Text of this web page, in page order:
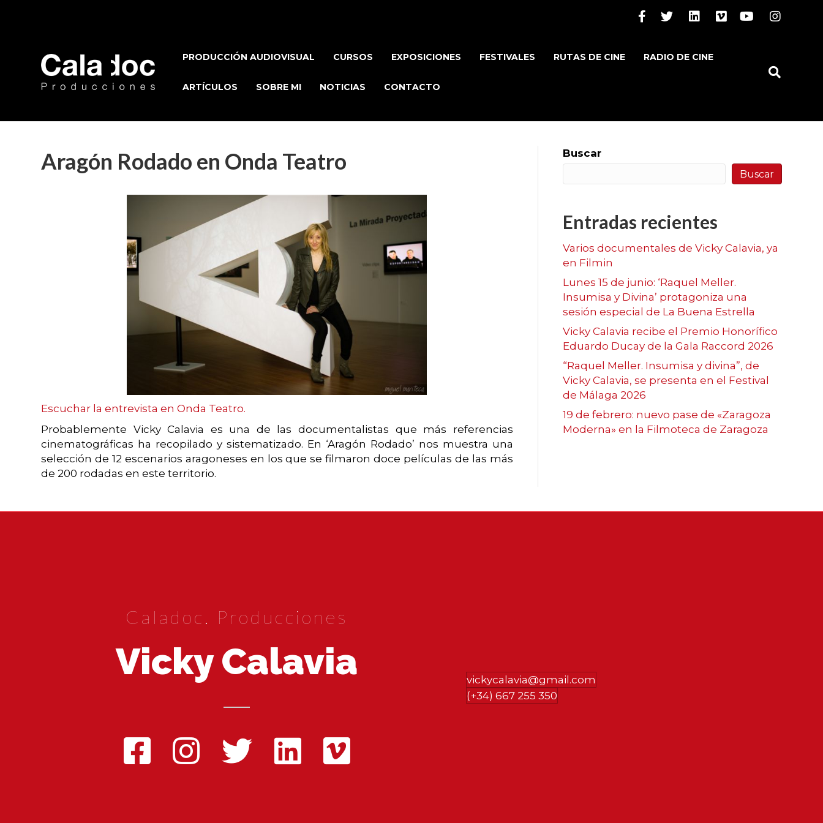
FacebookTwitterLinkedinVimeo YoutubeInstagram
PRODUCCIÓN AUDIOVISUAL CURSOS EXPOSICIONES FESTIVALES RUTAS DE CINE RADIO DE CINE
ARTÍCULOS SOBRE MI NOTICIAS CONTACTO
Aragón Rodado en Onda Teatro
Escuchar la entrevista en Onda Teatro.
Probablemente Vicky Calavia es una de las documentalistas que más referencias
cinematográficas ha recopilado y sistematizado. En ‘Aragón Rodado’ nos muestra una
selección de 12 escenarios aragoneses en los que se filmaron doce películas de las más
de 200 rodadas en este territorio.
Buscar
Buscar
Entradas recientes
Varios documentales de Vicky Calavia, ya
en Filmin
Lunes 15 de junio: ‘Raquel Meller.
Insumisa y Divina’ protagoniza una
sesión especial de La Buena Estrella
Vicky Calavia recibe el Premio Honorífico
Eduardo Ducay de la Gala Raccord 2026
“Raquel Meller. Insumisa y divina”, de
Vicky Calavia, se presenta en el Festival
de Málaga 2026
19 de febrero: nuevo pase de «Zaragoza
Moderna» en la Filmoteca de Zaragoza
Caladoc. Producciones
Vicky Calavia
vickycalavia@gmail.com
(+34) 667 255 350